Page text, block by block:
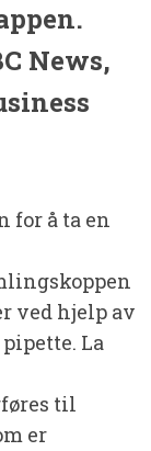
News,
for å ta en
ved hjelp av
La
til
er